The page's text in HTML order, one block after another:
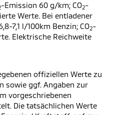
-Emission 60 g/km; CO2-
Werte. Bei entladener
7,1 l/100km Benzin; CO2-
Elektrische Reichweite
offiziellen Werte zu
sowie ggf. Angaben zur
vorgeschriebenen
Die tatsächlichen Werte